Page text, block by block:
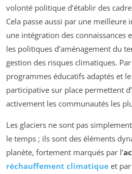
volonté politique d’établir des
Cela passe aussi par une
une intégration des connaissances
les politiques d’aménagement du
gestion des risques climatiques.
programmes éducatifs adaptés et
participative sur place permettent
activement les communautés les
Les glaciers ne sont pas
le temps ; ils sont des éléments
planète, fortement marqués par l’
réchauffement climatique et